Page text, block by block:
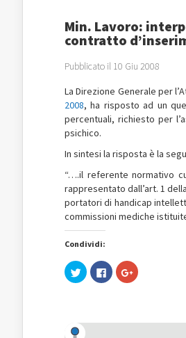
Min. Lavoro:
contratto
Pubblicato il 10 Giu 2008
La Direzione Generale per
2008, ha risposto ad un
percentuali, richiesto per
psichico.
In sintesi la risposta è la
“….il referente normativo
rappresentato dall’art. 1
portatori di handicap
commissioni mediche
Condividi:
Fai
clic
(Si
Fai
clic
Fai
clic